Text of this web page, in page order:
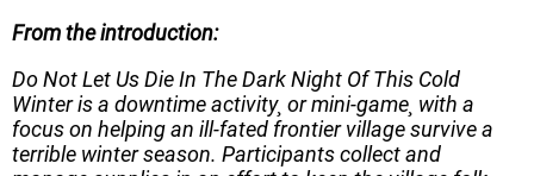
From the introduction:
Do Not Let Us Die In The Dark Night Of This Cold
Winteris a downtime activity¸ or mini-game¸ with a
focus on helping an ill-fated frontier village survive a
terrible winter season. Participants collect and